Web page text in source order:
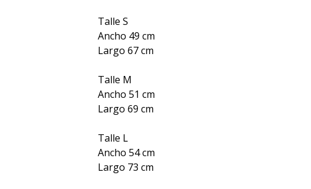
Talle S
Ancho 49 cm
Largo 67 cm
Talle M
Ancho 51 cm
Largo 69 cm
Talle L
Ancho 54 cm
Largo 73 cm